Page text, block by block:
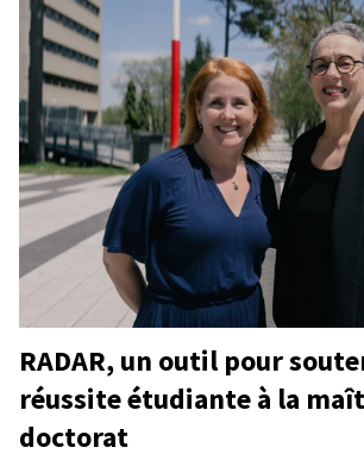
RADAR, un outil pour
réussite étudiante à la
doctorat